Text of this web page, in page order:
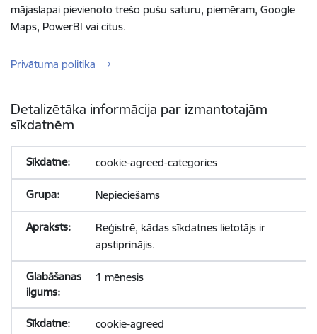
mājaslapai pievienoto trešo pušu saturu, piemēram, Google
Maps, PowerBI vai citus.
Privātuma politika
Detalizētāka informācija par izmantotajām
sīkdatnēm
cookie-agreed-categories
Nepieciešams
Reģistrē, kādas sīkdatnes lietotājs ir
apstiprinājis.
1 mēnesis
cookie-agreed